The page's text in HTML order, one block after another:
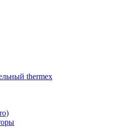
thermex